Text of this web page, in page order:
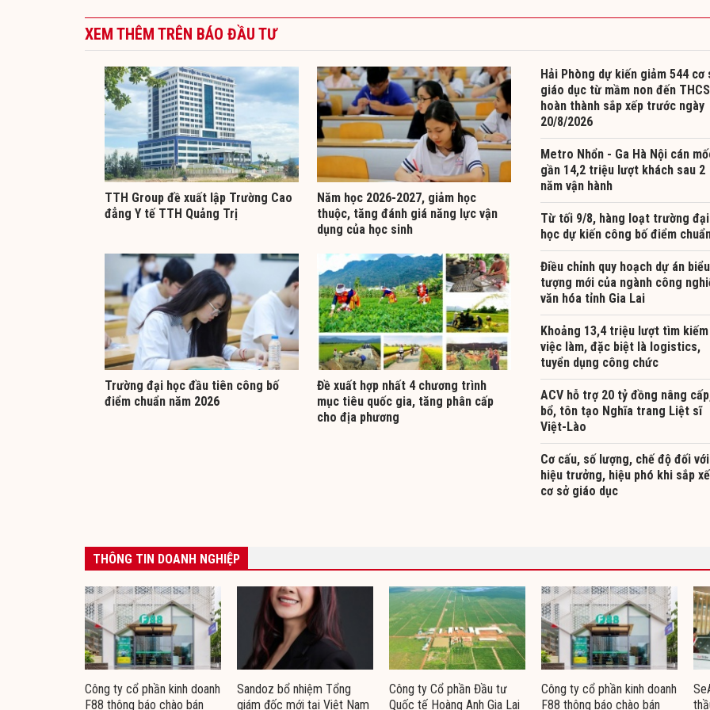
XEM THÊM TRÊN BÁO ĐẦU TƯ
TTH Group đề xuất lập Trường Cao
đẳng Y tế TTH Quảng Trị
Năm học 2026-2027, giảm học
thuộc, tăng đánh giá năng lực vận
dụng của học sinh
Trường đại học đầu tiên công bố
điểm chuẩn năm 2026
Đề xuất hợp nhất 4 chương trình
mục tiêu quốc gia, tăng phân cấp
cho địa phương
Hải Phòng dự kiến giảm 544 cơ
giáo dục từ mầm non đến
hoàn thành sắp xếp trước ngày
20/8/2026
Metro Nhổn - Ga Hà Nội cán
gần 14,2 triệu lượt khách sau 2
năm vận hành
Từ tối 9/8, hàng loạt trường đại
học dự kiến công bố điểm
Điều chỉnh quy hoạch dự án biểu
tượng mới của ngành công
văn hóa tỉnh Gia Lai
Khoảng 13,4 triệu lượt tìm kiếm
việc làm, đặc biệt là logistics,
tuyển dụng công chức
ACV hỗ trợ 20 tỷ đồng nâng
bổ, tôn tạo Nghĩa trang Liệt sĩ
Việt-Lào
Cơ cấu, số lượng, chế độ đối với
hiệu trưởng, hiệu phó khi sắp
cơ sở giáo dục
THÔNG TIN DOANH NGHIỆP
Công ty cổ phần kinh doanh
F88 thông báo chào bán
Sandoz bổ nhiệm Tổng
giám đốc mới tại Việt Nam
Công ty Cổ phần Đầu tư
Quốc tế Hoàng Anh Gia Lai
Công ty cổ phần kinh doanh
F88 thông báo chào bán